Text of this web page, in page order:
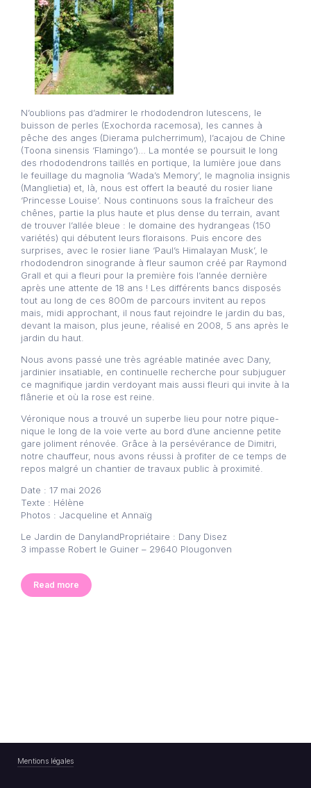
N’oublions pas d’admirer le rhododendron lutescens, le
buisson de perles (Exochorda racemosa), les cannes à
pêche des anges (Dierama pulcherrimum), l’acajou de Chine
(Toona sinensis ‘Flamingo’)… La montée se poursuit le long
des rhododendrons taillés en portique, la lumière joue dans
le feuillage du magnolia ‘Wada’s Memory’, le magnolia insignis
(Manglietia) et, là, nous est offert la beauté du rosier liane
‘Princesse Louise’. Nous continuons sous la fraîcheur des
chênes, partie la plus haute et plus dense du terrain, avant
de trouver l’allée bleue : le domaine des hydrangeas (150
variétés) qui débutent leurs floraisons. Puis encore des
surprises, avec le rosier liane ‘Paul’s Himalayan Musk’, le
rhododendron sinogrande à fleur saumon créé par Raymond
Grall et qui a fleuri pour la première fois l’année dernière
après une attente de 18 ans ! Les différents bancs disposés
tout au long de ces 800m de parcours invitent au repos
mais, midi approchant, il nous faut rejoindre le jardin du bas,
devant la maison, plus jeune, réalisé en 2008, 5 ans après le
jardin du haut.
Nous avons passé une très agréable matinée avec Dany,
jardinier insatiable, en continuelle recherche pour subjuguer
ce magnifique jardin verdoyant mais aussi fleuri qui invite à la
flânerie et où la rose est reine.
Véronique nous a trouvé un superbe lieu pour notre pique-
nique le long de la voie verte au bord d’une ancienne petite
gare joliment rénovée. Grâce à la persévérance de Dimitri,
notre chauffeur, nous avons réussi à profiter de ce temps de
repos malgré un chantier de travaux public à proximité.
Date : 17 mai 2026
Texte : Hélène
Photos : Jacqueline et Annaïg
Le Jardin de DanylandPropriétaire : Dany Disez
3 impasse Robert le Guiner – 29640 Plougonven
Read more
Mentions légales